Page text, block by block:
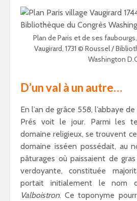
Plan de Paris et de ses
Vaugirard, 1731 © Roussel /
Washington
D’un val à un autre…
En l’an de grâce 558, l’abbaye
Prés voit le jour. Parmi les
domaine religieux, se trouvent
domaine isséen possédait, au
pâturages où paissaient de
verdoyante, constituée
portait initialement le nom
Valboistron. Ce toponyme